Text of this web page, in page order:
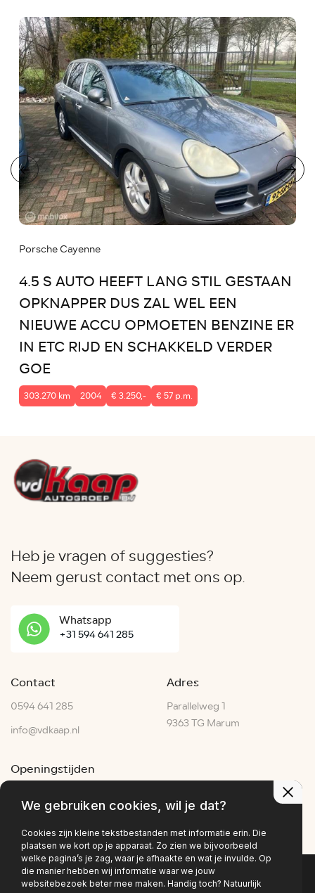
Porsche Cayenne
4.5 S AUTO HEEFT LANG STIL GESTAAN
OPKNAPPER DUS ZAL WEL EEN
NIEUWE ACCU OPMOETEN BENZINE ER
IN ETC RIJD EN SCHAKKELD VERDER
GOE
303.270 km 2004 € 3.250,- € 57 p.m.
Heb je vragen of suggesties?
Neem gerust contact met ons op.
Whatsapp
+31 594 641 285
Contact
0594 641 285
info@vdkaap.nl
Adres
Parallelweg 1
9363 TG Marum
Openingstijden
Za:
07:00–15:00
We gebruiken cookies, wil je dat?
Cookies zijn kleine tekstbestanden met informatie erin. Die
plaatsen we kort op je apparaat. Zo zien we bijvoorbeeld
welke pagina’s je zag, waar je afhaakte en wat je invulde. Op
die manier hebben wij informatie waar we jouw
websitebezoek beter mee maken. Handig toch? Natuurlijk